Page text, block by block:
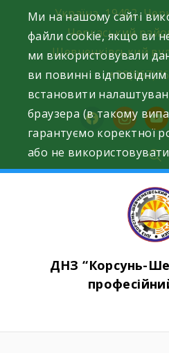
content
Україна, 19402,
Черкаський
Шевченківський
facebookinstagram
ДНЗ “Корсунь-
Ми на нашому сайті
файли cookie, якщо ви
ми використовували
ви повинні
встановити
браузера (в такому
гарантуємо коректної
або не